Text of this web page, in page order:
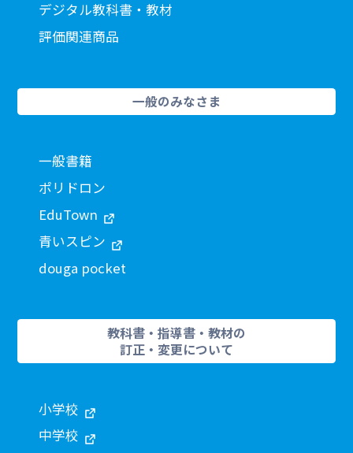
デジタル教科書・教材
評価関連商品
一般のみなさま
一般書籍
ポリドロン
EduTown
青いスピン
douga pocket
教科書・指導書・教材の
訂正・変更について
小学校
中学校